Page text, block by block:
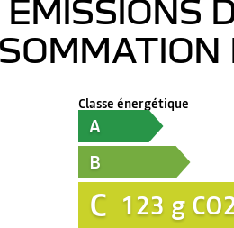
ÉMISSIONS
Classe énergétique
A
B
C 123 g